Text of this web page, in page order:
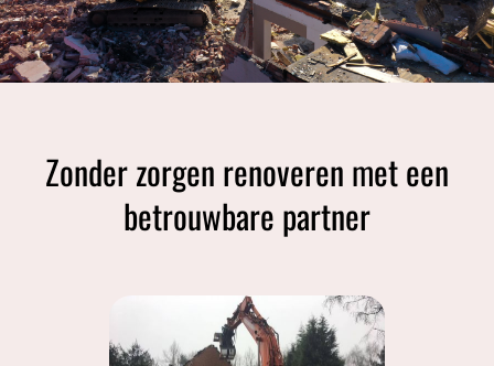
Zonder zorgen renoveren met een
betrouwbare partner